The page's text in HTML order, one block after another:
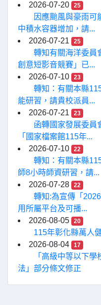
2026-07-20
25
因應颱風與豪雨可
中積水容器增加，請...
2026-07-21
25
轉知有關海洋委員
創意短影音競賽」已...
2026-07-10
23
轉知：有關本縣
能研習，請貴校派員...
2026-07-21
23
函轉國家發展委員
「國家檔案館115年...
2026-07-10
22
轉知：有關本縣
師8小時師資研習，請...
2026-07-28
22
轉知:為宣傳「
用所屬平台及可播...
2026-08-05
20
115年彰化縣萬人
2026-08-04
17
「高級中等以下
法」部分條文修正